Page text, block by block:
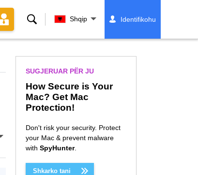
Kërko Shqip Identifikohu
SUGJERUAR PËR JU
How Secure is Your
Mac? Get Mac
Protection!
Don't risk your security. Protect
your Mac & prevent malware
with SpyHunter.
Shkarko tani